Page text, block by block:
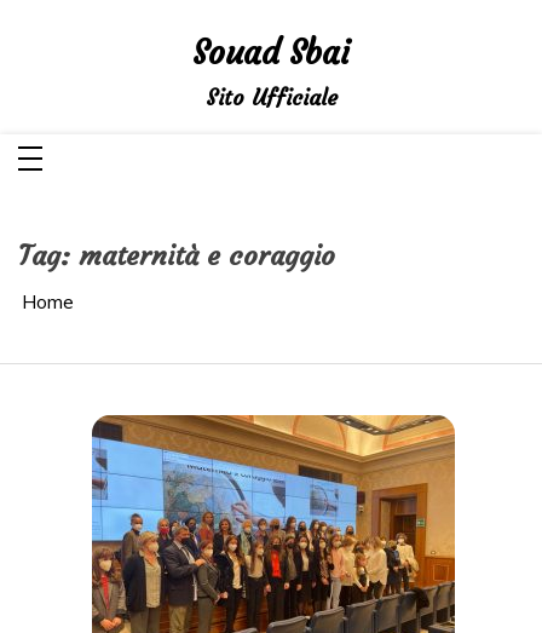
Souad Sbai
Sito Ufficiale
Tag: maternità e coraggio
Home